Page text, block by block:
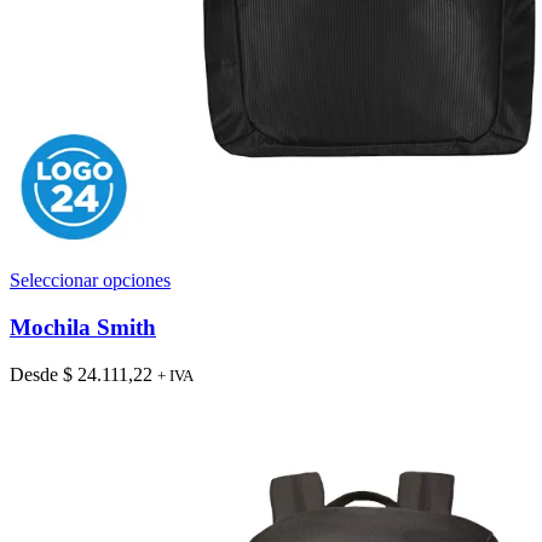
Seleccionar opcionesEste
variantes.
Las
Mochila Smith
Desde $ 24.111,22 + IVA